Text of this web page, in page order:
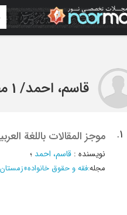
قاسم، احمد/ 1 مقاله
1. موجز المقالات باللغة
نویسنده : قاسم، احمد ؛
مجله:فقه و حقوق خانواده»زمستان 1383 - شماره 36